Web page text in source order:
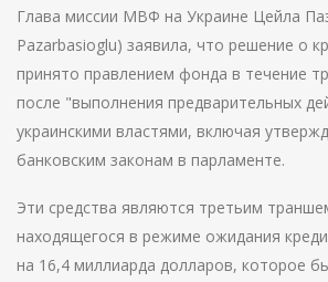
Глава миссии МВФ на Украине Цейла
Pazarbasioglu) заявила, что решение о
принято правлением фонда в течение
после "выполнения предварительных
украинскими властями, включая
банковским законам в парламенте.
Эти средства являются третьим
находящегося в режиме ожидания
на 16,4 миллиарда долларов, которое